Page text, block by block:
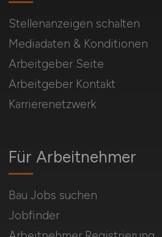
Für Arbeitnehmer
Bau Jobs suchen
Jobfinder
Stellenanzeigen schalten
Mediadaten & Konditionen
Arbeitgeber Seite
Arbeitgeber Kontakt
Karrierenetzwerk